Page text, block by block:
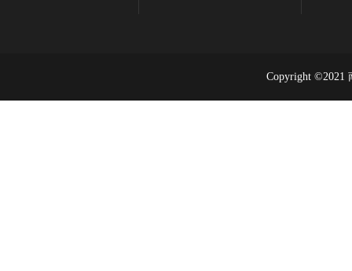
Copyright ©2021